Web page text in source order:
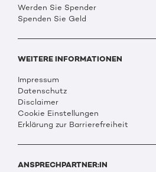
Werden Sie Spender
Spenden Sie Geld
WEITERE INFORMATIONEN
Impressum
Datenschutz
Disclaimer
Cookie Einstellungen
Erklärung zur Barrierefreiheit
ANSPRECHPARTNER:IN